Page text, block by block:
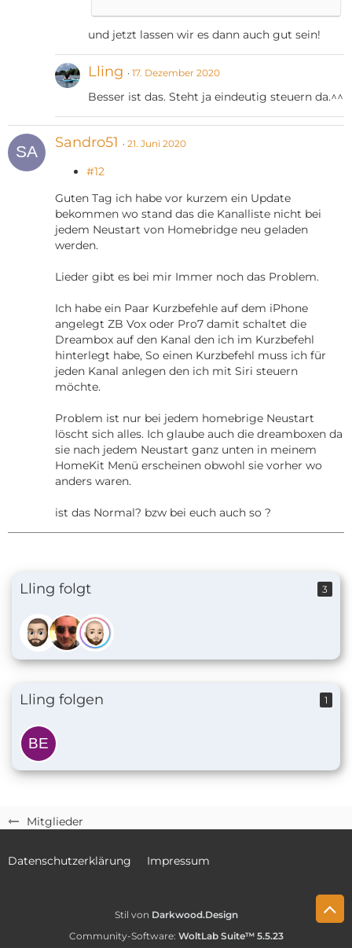
Mitglieder
und jetzt lassen wir es dann auch gut sein!
Lling 17. Dezember 2020
Besser ist das. Steht ja eindeutig steuern da.^^
Sandro51 21. Juni 2020
#12
Guten Tag ich habe vor kurzem ein Update
bekommen wo stand das die Kanalliste nicht bei
jedem Neustart von Homebridge neu geladen
werden.
Lieder gibt es bei mir Immer noch das Problem.
Ich habe ein Paar Kurzbefehle auf dem iPhone
angelegt ZB Vox oder Pro7 damit schaltet die
Dreambox auf den Kanal den ich im Kurzbefehl
hinterlegt habe, So einen Kurzbefehl muss ich für
jeden Kanal anlegen den ich mit Siri steuern
möchte.
Problem ist nur bei jedem homebrige Neustart
löscht sich alles. Ich glaube auch die dreamboxen da
sie nach jedem Neustart ganz unten in meinem
HomeKit Menü erscheinen obwohl sie vorher wo
anders waren.
ist das Normal? bzw bei euch auch so ?
Lling folgt 3
Lling folgen 1
Datenschutzerklärung Impressum
Stil von Darkwood.Design
Community-Software: WoltLab Suite™ 5.5.23